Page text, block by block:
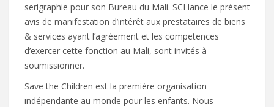
serigraphie pour son Bureau du Mali. SCI lance le présent
avis de manifestation d’intérêt aux prestataires de biens
& services ayant l’agréement et les competences
d’exercer cette fonction au Mali, sont invités à
soumissionner.
Save the Children est la première organisation
indépendante au monde pour les enfants. Nous